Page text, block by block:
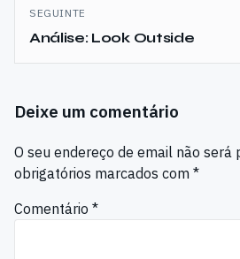
SEGUINTE
Análise: Look Outside
Deixe um comentário
O seu endereço de email não será
obrigatórios marcados com *
Comentário *